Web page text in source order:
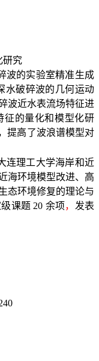
研究
的实验室精准生成
水破碎波的几何运动
波近水表流场特征进
征的量化和模型化研
提高了波浪谱模型对
理工大学海岸和近
海环境模型改进、高
态环境修复的理论与
课题 20 余项， 发表